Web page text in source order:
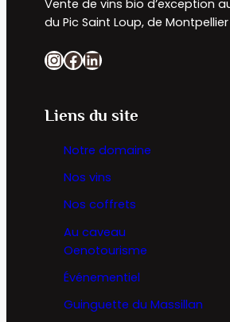
Vente de vins bio d’exception
du Pic Saint Loup, de
InstagramFacebook LinkedIn
Liens du site
Notre domaine
Nos vins
Nos coffrets
Au caveau
Oenotourisme
Événementiel
Guinguette du Massillan